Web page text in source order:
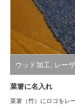
ウッド加工 レー
菜箸に名入れ
菜箸（竹）にロゴをレ